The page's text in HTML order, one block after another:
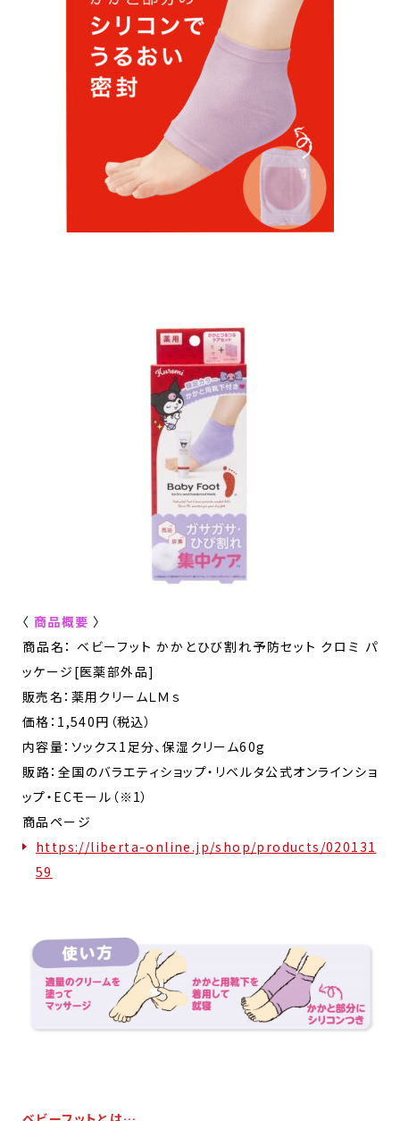
〈 商品概要 〉
商品名： ベビーフット かかとひび割れ予防セット クロミ パ
ッケージ[医薬部外品]
販売名：薬用クリームＬＭｓ
価格：1,540円（税込）
内容量：ソックス1足分、保湿クリーム60g
販路：全国のバラエティショップ・リベルタ公式オンラインショ
ップ・ECモール（※1）
商品ページ
https://liberta-online.jp/shop/products/020131
59